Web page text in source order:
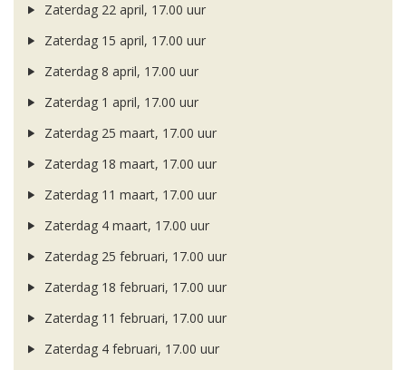
Zaterdag 22 april, 17.00 uur
Zaterdag 15 april, 17.00 uur
Zaterdag 8 april, 17.00 uur
Zaterdag 1 april, 17.00 uur
Zaterdag 25 maart, 17.00 uur
Zaterdag 18 maart, 17.00 uur
Zaterdag 11 maart, 17.00 uur
Zaterdag 4 maart, 17.00 uur
Zaterdag 25 februari, 17.00 uur
Zaterdag 18 februari, 17.00 uur
Zaterdag 11 februari, 17.00 uur
Zaterdag 4 februari, 17.00 uur